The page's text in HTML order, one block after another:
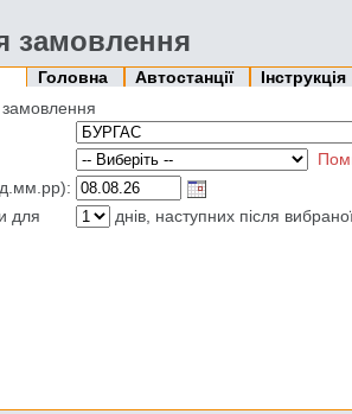
замовлення
Головна Автостанції
Інструкція
для
днів, наступних після